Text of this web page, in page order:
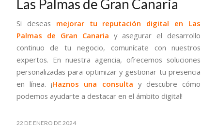
Las Palmas de Gran Canaria
Si deseas mejorar tu reputación digital en Las
Palmas de Gran Canaria y asegurar el desarrollo
continuo de tu negocio, comunícate con nuestros
expertos. En nuestra agencia, ofrecemos soluciones
personalizadas para optimizar y gestionar tu presencia
en línea. ¡Haznos una consulta y descubre cómo
podemos ayudarte a destacar en el ámbito digital!
22 DE ENERO DE 2024